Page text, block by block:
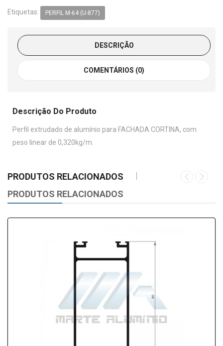
Etiquetas: PERFIL M-64 (U-877)
DESCRIÇÃO
COMENTÁRIOS (0)
Descrição Do Produto
Perfil extrudado de alumínio para FACHADA CORTINA, com
peso linear de 0,320kg/m.
PRODUTOS RELACIONADOS
PRODUTOS RELACIONADOS